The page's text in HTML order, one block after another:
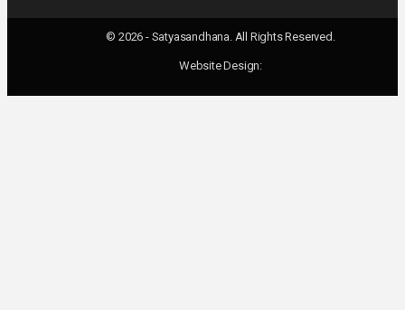
© 2026 - Satyasandhana. All Rights Reserved.
Website Design: